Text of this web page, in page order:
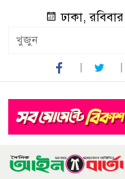
ঢাকা,